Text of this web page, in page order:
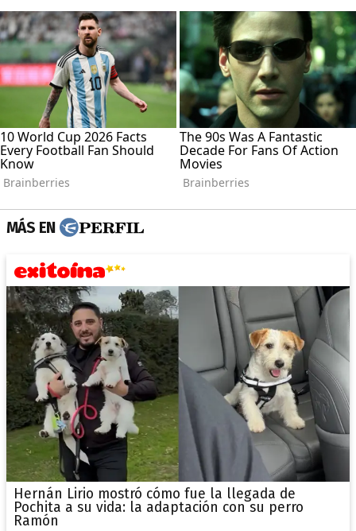
MÁS EN
Hernán Lirio mostró cómo fue la llegada de
Pochita a su vida: la adaptación con su perro
Ramón